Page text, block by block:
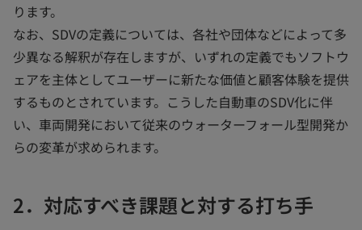
ります。
なお、SDVの定義については、各社や団体などによって多
少異なる解釈が存在しますが、いずれの定義でもソフトウ
ェアを主体としてユーザーに新たな価値と顧客体験を提供
するものとされています。こうした自動車のSDV化に伴
い、車両開発において従来のウォーターフォール型開発か
らの変革が求められます。
2．対応すべき課題と対する打ち手